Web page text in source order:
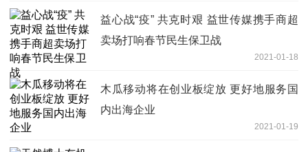
益心战“疫” 共克时艰 益世传媒携手商超
卖场打响春节民生保卫战
2021-01-18
木瓜移动将在创业板绽放 更好地服务国
内出海企业
2021-01-19